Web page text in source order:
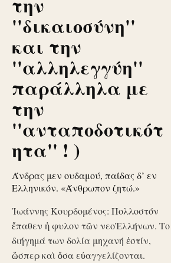
''δικαιοσύνη''
και την
''αλληλεγγύη''
παράλληλα με
την
''ανταποδοτικότ
ητα'' ! )
Άνδρας μεν ουδαμού, παίδας δ’ εν
Ελληνικόν. «Άνθρωπον ζητώ.»
Ἰωάννης Κουρδομένος: Πολλοστόν
ἔπαθεν ἡ φυλον τῶν νεοἙλλήνων. Το
διήγημά των δολία μηχανή ἐστίν,
ὥσπερ καὶ ὅσα εὐαγγελίζονται.